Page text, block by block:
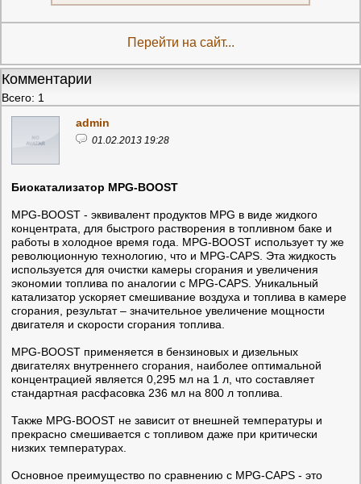
Перейти на сайт...
Комментарии
Всего: 1
admin
01.02.2013 19:28
Биокатализатор MPG-BOOST
MPG-BOOST - эквивалент продуктов MPG в виде жидкого
концентрата, для быстрого растворения в топливном баке и
работы в холодное время года. MPG-BOOST использует ту же
революционную технологию, что и MPG-CAPS. Эта жидкость
используется для очистки камеры сгорания и увеличения
экономии топлива по аналогии с MPG-CAPS. Уникальный
катализатор ускоряет смешивание воздуха и топлива в камере
сгорания, результат – значительное увеличение мощности
двигателя и скорости сгорания топлива.
MPG-BOOST применяется в бензиновых и дизельных
двигателях внутреннего сгорания, наиболее оптимальной
концентрацией является 0,295 мл на 1 л, что составляет
стандартная расфасовка 236 мл на 800 л топлива.
Также MPG-BOOST не зависит от внешней температуры и
прекрасно смешивается с топливом даже при критически
низких температурах.
Основное преимущество по сравнению с MPG-CAPS - это